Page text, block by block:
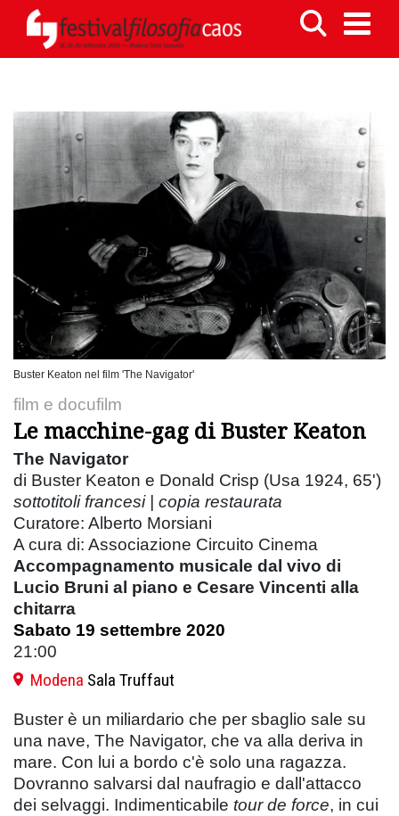
Buster Keaton nel film 'The Navigator'
film e docufilm
Le macchine-gag di Buster Keaton
The Navigator
di Buster Keaton e Donald Crisp (Usa 1924, 65')
sottotitoli francesi | copia restaurata
Curatore: Alberto Morsiani
A cura di: Associazione Circuito Cinema
Accompagnamento musicale dal vivo di
Lucio Bruni al piano e Cesare Vincenti alla
chitarra
Sabato 19 settembre 2020
21:00
Modena Sala Truffaut
Buster è un miliardario che per sbaglio sale su
una nave, The Navigator, che va alla deriva in
mare. Con lui a bordo c'è solo una ragazza.
Dovranno salvarsi dal naufragio e dall'attacco
dei selvaggi. Indimenticabile tour de force, in cui